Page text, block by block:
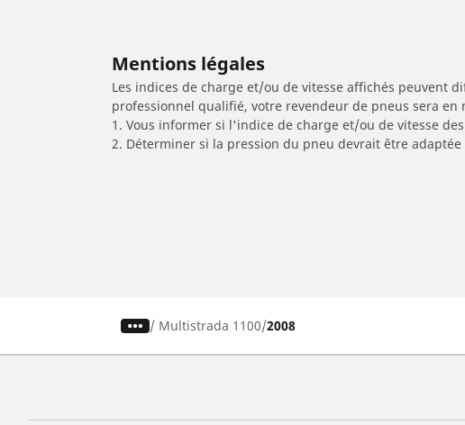
Mentions légales
Les indices de charge et/ou de vitesse affichés
professionnel qualifié, votre revendeur de pneus sera en
1. Vous informer si l'indice de charge et/ou de vitesse
2. Déterminer si la pression du pneu devrait être
/ Multistrada 1100 2008